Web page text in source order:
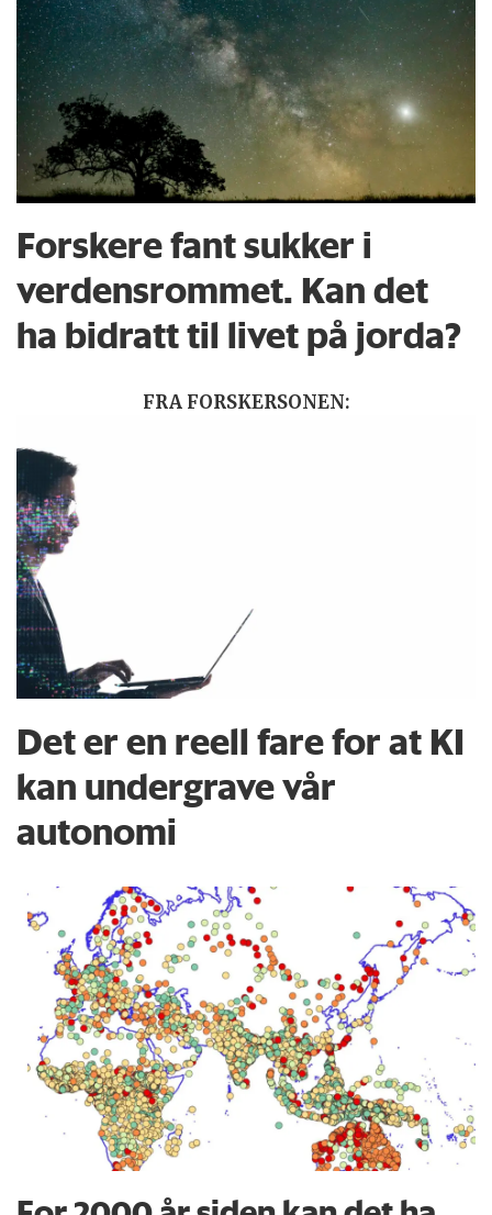
Forskere fant sukker i
verdensrommet. Kan det
ha bidratt til livet på jorda?
FRA FORSKERSONEN:
Det er en reell fare for at KI
kan undergrave vår
autonomi